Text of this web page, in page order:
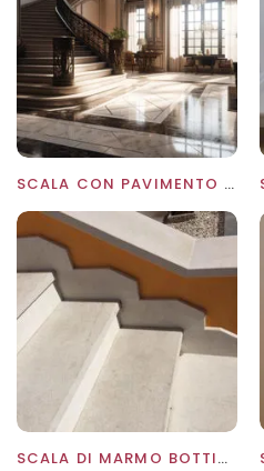
SCALA CON PAVIMENTO IN MARMO CHIARO
SCALA DI MARMO BOTTICINO BOCCIARDATA